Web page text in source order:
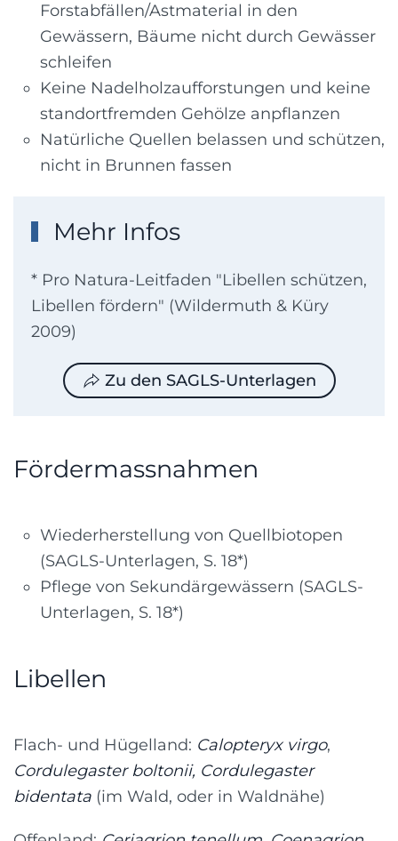
Forstabfällen/Astmaterial in den
Gewässern, Bäume nicht durch Gewässer
schleifen
Keine Nadelholzaufforstungen und keine
standortfremden Gehölze anpflanzen
Natürliche Quellen belassen und schützen,
nicht in Brunnen fassen
Mehr Infos
* Pro Natura-Leitfaden "Libellen schützen,
Libellen fördern" (Wildermuth & Küry
2009)
Zu den SAGLS-Unterlagen
Fördermassnahmen
Wiederherstellung von Quellbiotopen
(SAGLS-Unterlagen, S. 18*)
Pflege von Sekundärgewässern (SAGLS-
Unterlagen, S. 18*)
Libellen
Flach- und Hügelland: Calopteryx virgo,
Cordulegaster boltonii, Cordulegaster
bidentata (im Wald, oder in Waldnähe)